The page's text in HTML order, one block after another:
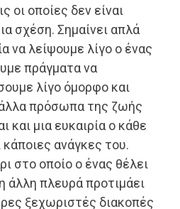
οι οποίες δεν είναι
σχέση. Σημαίνει απλά
να λείψουμε λίγο ο ένας
πράγματα να
λίγο όμορφο και
πρόσωπα της ζωής
και μια ευκαιρία ο κάθε
κάποιες ανάγκες του.
στο οποίο ο ένας θέλει
άλλη πλευρά προτιμάει
ξεχωριστές διακοπές